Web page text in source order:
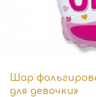
Шар
для девочки»